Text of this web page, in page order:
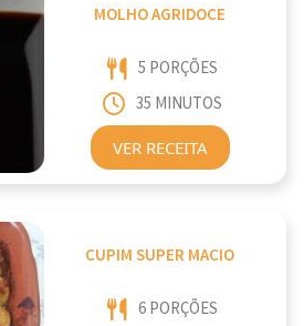
MOLHO AGRIDOCE
5 PORÇÕES
35 MINUTOS
VER RECEITA
CUPIM SUPER MACIO
6 PORÇÕES